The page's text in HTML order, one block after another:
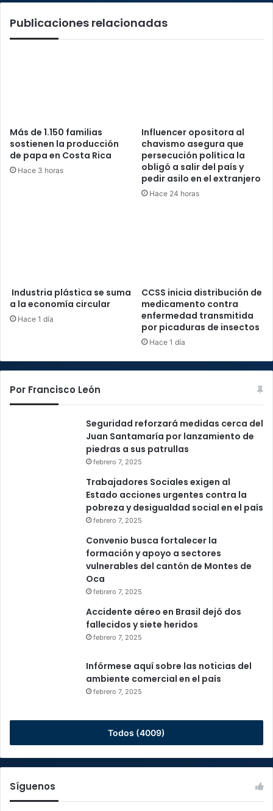
Publicaciones relacionadas
Más de 1.150 familias
sostienen la producción
de papa en Costa Rica
Hace 3 horas
Influencer opositora al
chavismo asegura que
persecución política la
obligó a salir del país y
pedir asilo en el extranjero
Hace 24 horas
Industria plástica se suma
a la economía circular
Hace 1 día
CCSS inicia distribución de
medicamento contra
enfermedad transmitida
por picaduras de insectos
Hace 1 día
Por Francisco León
Seguridad reforzará medidas cerca del
Juan Santamaría por lanzamiento de
piedras a sus patrullas
febrero 7, 2025
Trabajadores Sociales exigen al
Estado acciones urgentes contra la
pobreza y desigualdad social en el país
febrero 7, 2025
Convenio busca fortalecer la
formación y apoyo a sectores
vulnerables del cantón de Montes de
Oca
febrero 7, 2025
Accidente aéreo en Brasil dejó dos
fallecidos y siete heridos
febrero 7, 2025
Infórmese aquí sobre las noticias del
ambiente comercial en el país
febrero 7, 2025
Todos (4009)
Síguenos